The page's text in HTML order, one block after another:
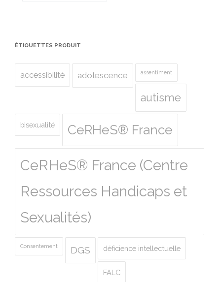
ÉTIQUETTES PRODUIT
accessibilité adolescence assentiment
autisme
bisexualité CeRHeS® France
CeRHeS® France (Centre
Ressources Handicaps et
Sexualités)
Consentement DGS déficience intellectuelle
FALC